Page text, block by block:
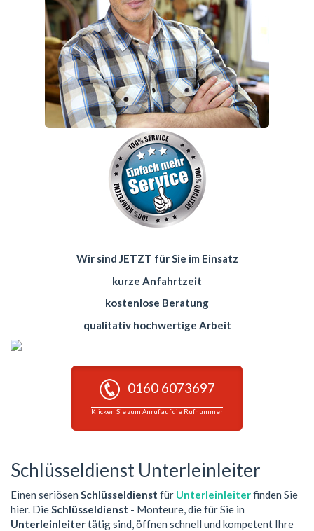
Wir sind JETZT für Sie im Einsatz
kurze Anfahrtzeit
kostenlose Beratung
qualitativ hochwertige Arbeit
0160 6073697
Klicken Sie zum Anruf auf die Rufnummer
Schlüsseldienst Unterleinleiter
Einen seriösen Schlüsseldienst für Unterleinleiterfinden Sie
hier. DieSchlüsseldienst - Monteure, die für Sie in
Unterleinleitertätig sind, öffnen schnell und kompetent Ihre